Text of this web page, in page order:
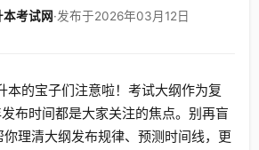
考试网·发布于2026年03月12日
本的宝子们注意啦！考试大纲作为复
布时间都是大家关注的焦点。别再盲
理清大纲发布规律、预测时间线，更